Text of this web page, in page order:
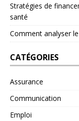
Stratégies de
santé
Comment analyser
CATÉGORIES
Assurance
Communication
Emploi